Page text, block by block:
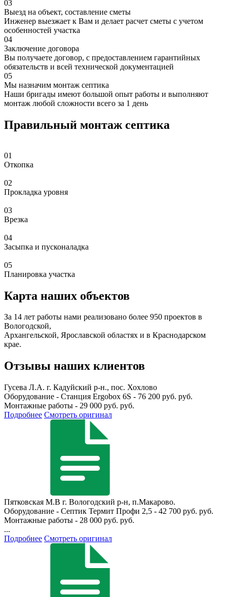
03
Выезд на объект, составление сметы
Инженер выезжает к Вам и делает расчет сметы с учетом
особенностей участка
04
Заключение договора
Вы получаете договор, с предоставлением гарантийных
обязательств и всей технической документацией
05
Мы назначим монтаж септика
Наши бригады имеют большой опыт работы и выполняют
монтаж любой сложности всего за 1 день
Правильный монтаж септика
01
Откопка
02
Прокладка уровня
03
Врезка
04
Засыпка и пусконаладка
05
Планировка участка
Карта наших объектов
За 14 лет работы нами реализовано более 950 проектов в
Вологодской,
Архангельской, Ярославской областях и в Краснодарском
крае.
Отзывы наших клиентов
Гусева Л.А. г. Кадуйский р-н., пос. Хохлово
Оборудование - Станция Ergobox 6S - 76 200 руб. руб.
Монтажные работы - 29 000 руб. руб.
Подробнее Смотреть оригинал
Пятковская М.В г. Вологодский р-н, п.Макарово.
Оборудование - Септик Термит Профи 2,5 - 42 700 руб. руб.
Монтажные работы - 28 000 руб. руб.
...
Подробнее Смотреть оригинал